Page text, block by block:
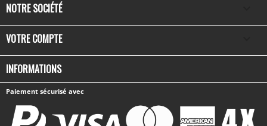
NOTRE SOCIÉTÉ
VOTRE COMPTE
INFORMATIONS
Paiement sécurisé avec